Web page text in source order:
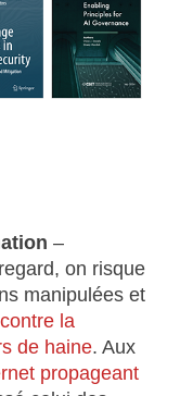
–
on risque
manipulées et
la
de haine. Aux
propageant